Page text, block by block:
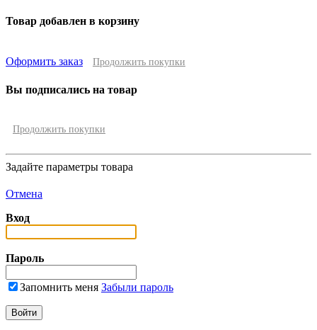
Товар добавлен в корзину
Оформить заказ Продолжить покупки
Вы подписались на товар
Продолжить покупки
Задайте параметры товара
Отмена
Вход
Пароль
Запомнить меня Забыли пароль